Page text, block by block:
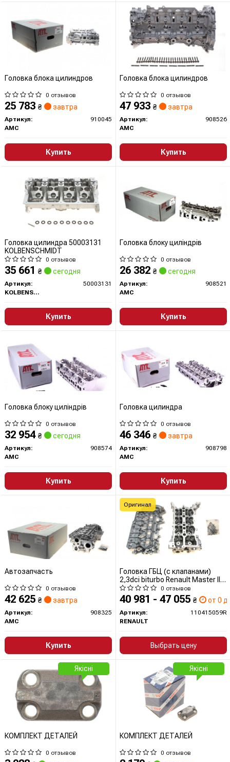
Головка блока цилиндров
0 отзывов
25 783 ₴ завтра
Артикул:
910045
AMC
Купить
Головка блока цилиндров
0 отзывов
47 933 ₴ завтра
Артикул:
908526
AMC
Купить
Головка цилиндра 50003131
KOLBENSCHMIDT
0 отзывов
35 661 ₴ сегодня
Артикул:
50003131
KOLBENSCHMIDT
Купить
Головка блоку циліндрів
0 отзывов
26 382 ₴ сегодня
Артикул:
908521
AMC
Купить
Головка блоку циліндрів
0 отзывов
32 954 ₴ сегодня
Артикул:
908574
AMC
Купить
Головка цилиндра
0 отзывов
46 346 ₴ завтра
Артикул:
908798
AMC
Купить
Автозапчасть
0 отзывов
42 625 ₴ завтра
Артикул:
908325
AMC
Купить
Головка ГБЦ (с клапанами)
2,3dci biturbo Renault Master III
(110415059R) Renault
0 отзывов
40 981 - 47 055 ₴ от 0
Артикул:
110415059R
RENAULT
Выбрать цену
Оригинал
КОМПЛЕКТ ДЕТАЛЕЙ
0 отзывов
Якісні
КОМПЛЕКТ ДЕТАЛЕЙ
0 отзывов
Якісні